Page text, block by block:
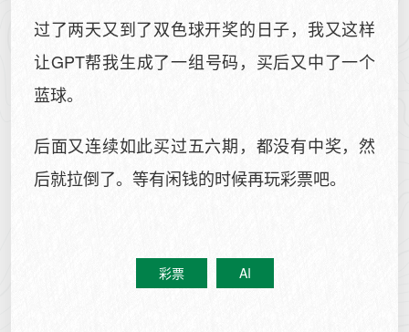
过了两天又到了双色球开奖的日子，我又这样
让GPT帮我生成了一组号码，买后又中了一个
蓝球。
后面又连续如此买过五六期，都没有中奖，然
后就拉倒了。等有闲钱的时候再玩彩票吧。
彩票 AI